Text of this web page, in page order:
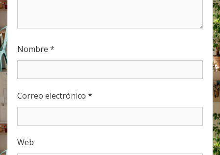
Nombre *
Correo electrónico *
Web